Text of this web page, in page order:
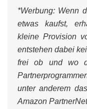
*Werbung: Wenn
etwas kaufst,
kleine Provision
entstehen dabei
frei ob und wo
unter anderem
Amazon